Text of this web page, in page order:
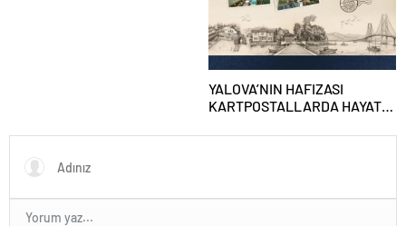
YALOVA’NIN HAFIZASI
KARTPOSTALLARDA HAYAT